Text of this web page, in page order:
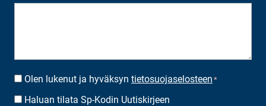
SUOSTUMUS*
Olen lukenut ja hyväksyn tietosuojaselosteen *
UUTISKIRJEEN
Haluan tilata Sp-Kodin Uutiskirjeen